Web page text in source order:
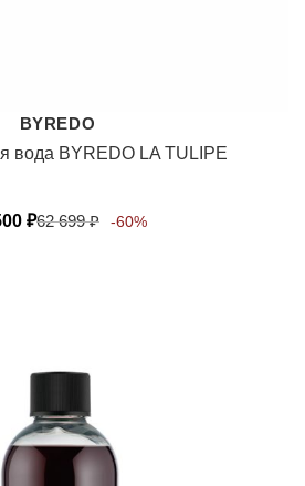
BYREDO
вода BYREDO LA TULIPE
₽62 699₽ -60%